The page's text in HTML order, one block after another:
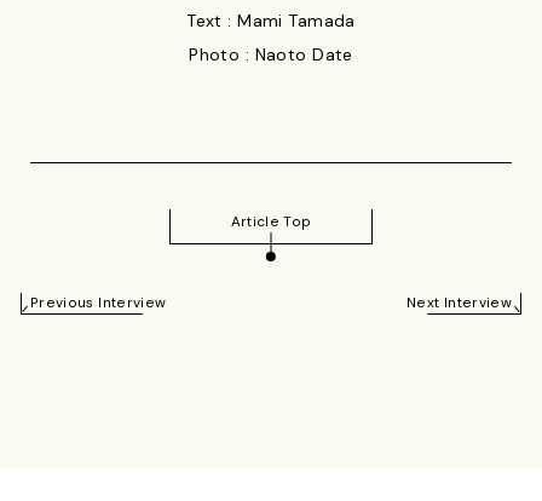
Text : Mami Tamada
Photo : Naoto Date
Article Top
Previous Interview Next Interview